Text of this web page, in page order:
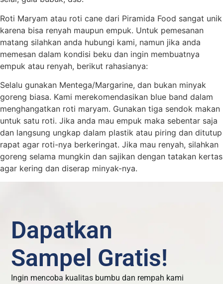
Roti Maryam atau roti cane dari Piramida Food sangat unik
karena bisa renyah maupun empuk. Untuk pemesanan
matang silahkan anda hubungi kami, namun jika anda
memesan dalam kondisi beku dan ingin membuatnya
empuk atau renyah, berikut rahasianya:
Selalu gunakan Mentega/Margarine, dan bukan minyak
goreng biasa. Kami merekomendasikan blue band dalam
menghangatkan roti maryam. Gunakan tiga sendok makan
untuk satu roti. Jika anda mau empuk maka sebentar saja
dan langsung ungkap dalam plastik atau piring dan ditutup
rapat agar roti-nya berkeringat. Jika mau renyah, silahkan
goreng selama mungkin dan sajikan dengan tatakan kertas
agar kering dan diserap minyak-nya.
Dapatkan
Sampel Gratis!
Ingin mencoba kualitas bumbu dan rempah kami